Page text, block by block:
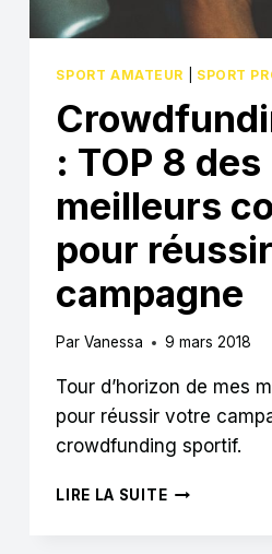
SPORT AMATEUR SPORT
: TOP 8 des
meilleurs
pour
campagne
Par Vanessa 9 mars 2018
Tour d’horizon de mes
pour réussir votre
crowdfunding sportif.
LIRE LA SUITE